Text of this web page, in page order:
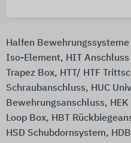
Halfen
Iso-Element, HIT
Trapez Box, HTT/ HTF
Schraubanschluss, HUC
Bewehrungsanschluss,
Loop Box, HBT
HSD Schubdornsystem,